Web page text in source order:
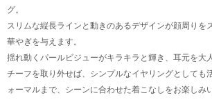
グ。
スリムな縦長ラインと動きのあるデザインが顔周りを
華やぎを与えます。
揺れ動くパールビジューがキラキラと輝き、耳元を大
チーフを取り外せば、シンプルなイヤリングとしても
ォーマルまで、シーンに合わせた着こなしをお楽しみ